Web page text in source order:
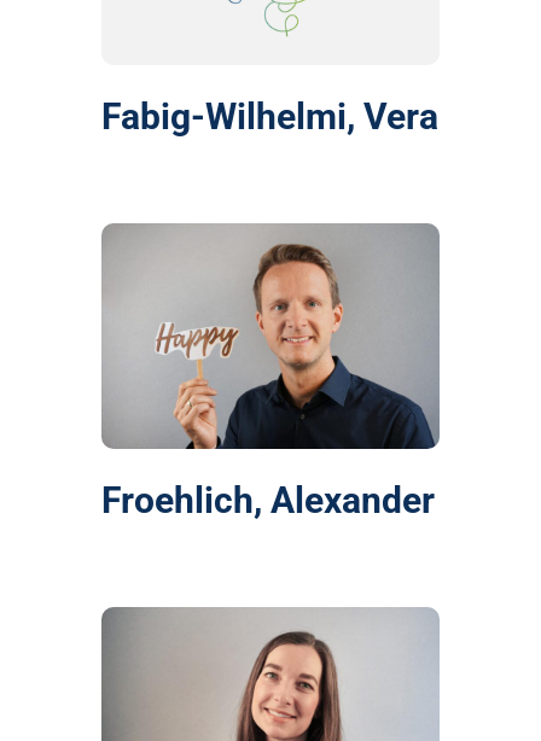
Fabig-Wilhelmi, Vera
Froehlich, Alexander